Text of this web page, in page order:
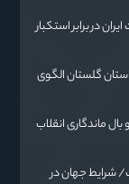
در برابر استکبار
گلستان الگوی
ماندگاری انقلاب
شرایط جهان در